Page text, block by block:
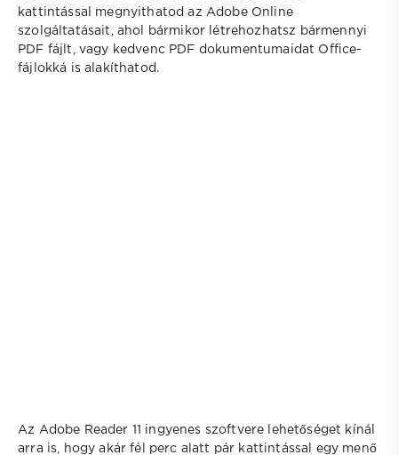
kattintással megnyithatod az Adobe Online
szolgáltatásait, ahol bármikor létrehozhatsz bármennyi
PDF fájlt, vagy kedvenc PDF dokumentumaidat Office-
fájlokká is alakíthatod.
Az Adobe Reader 11 ingyenes szoftvere lehetőséget kínál
arra is, hogy akár fél perc alatt pár kattintással egy menő